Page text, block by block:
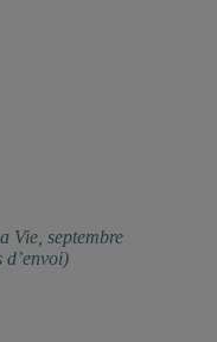
Vie, septembre
d’envoi)